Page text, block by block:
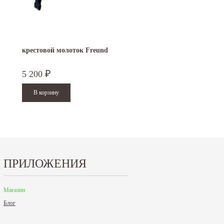
Читать дальше
крестовой молоток Freund
5 200 ₽
ПРИЛОЖЕНИЯ
Магазин
Блог